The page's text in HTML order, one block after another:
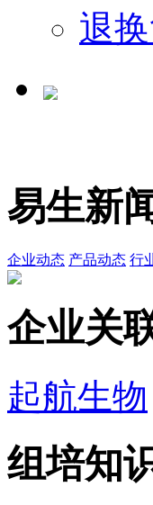
退
易生新
企业动态 产品动态 行
企业关
起航生物
组培知